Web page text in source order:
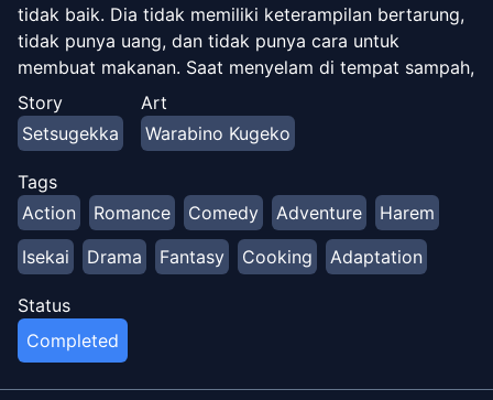
tidak baik. Dia tidak memiliki keterampilan bertarung,
tidak punya uang, dan tidak punya cara untuk
membuat makanan. Saat menyelam di tempat sampah,
Kyouji menemukan benih dan membuat rencana untuk
menanam makanannya sendiri. Namun, rencananya
berubah ketika dia menyadari bahwa benih ini
menumbuhkan monster…
Story
Setsugekka
Art
Warabino Kugeko
Tags
Action
Romance Comedy Adventure
Harem
Isekai
Drama Fantasy Cooking Adaptation
Status
Completed